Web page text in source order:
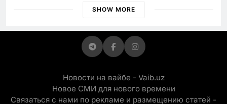
просить «кашу без сахара»
SHOW MORE
Новости на вайбе - Vaib.uz
Новое СМИ для нового времени
Связаться с нами по рекламе и размещению статей -